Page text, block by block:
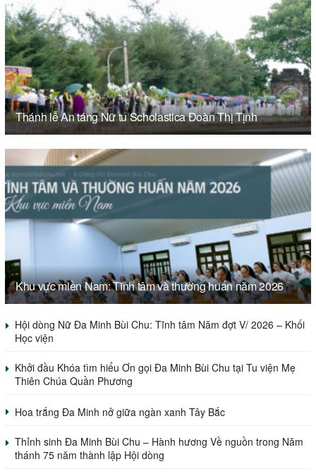
Thánh lễ An táng Nữ tu Scholastica Đoàn Thị Tịnh
Khu vực miền Nam: Tĩnh tâm và thường huấn năm 2026
Hội dòng Nữ Đa Minh Bùi Chu: Tĩnh tâm Năm đợt V/ 2026 – Khối
Học viện
Khởi đầu Khóa tìm hiểu Ơn gọi Đa Minh Bùi Chu tại Tu viện Mẹ
Thiên Chúa Quần Phương
Hoa trắng Đa Minh nở giữa ngàn xanh Tây Bắc
Thỉnh sinh Đa Minh Bùi Chu – Hành hương Về nguồn trong Năm
thánh 75 năm thành lập Hội dòng